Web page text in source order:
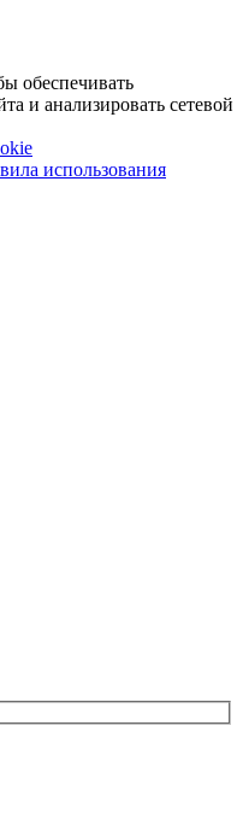
обеспечивать
и анализировать сетевой
использования